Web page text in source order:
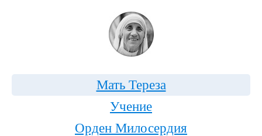
Мать Тереза
Учение
Орден Милосердия